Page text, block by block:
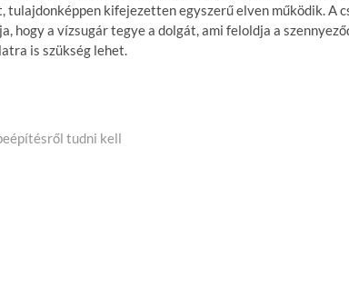
tulajdonképpen kifejezetten egyszerű elven működik. A
hogy a vízsugár tegye a dolgát, ami feloldja a
is szükség lehet.
tudni kell